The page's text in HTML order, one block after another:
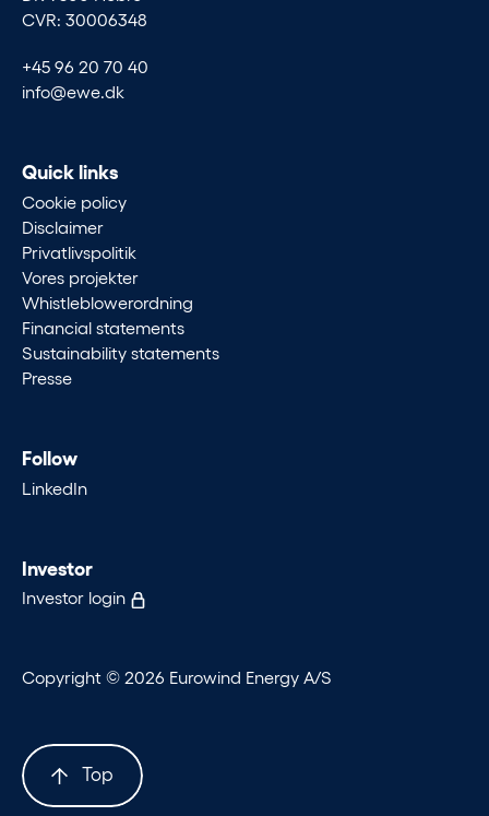
CVR: 30006348
+45 96 20 70 40
info@ewe.dk
Quick links
Cookie policy
Disclaimer
Privatlivspolitik
Vores projekter
Whistleblowerordning
Financial statements
Sustainability statements
Presse
Follow
LinkedIn
Investor
Investor login
Copyright © 2026 Eurowind Energy A/S
Top